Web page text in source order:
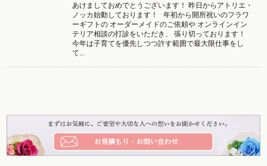
あけましておめでとうございます！ 昨日からアトリエ・
ノッカ始動しております！ 年初から開所祝いのフラワ
ーギフトの オーダーメイドのご依頼や オンラインイン
テリア相談の打診をいただき、 張り切っております！
今年は子育てを優先しつつ許す範囲で最大限仕事をし
て...